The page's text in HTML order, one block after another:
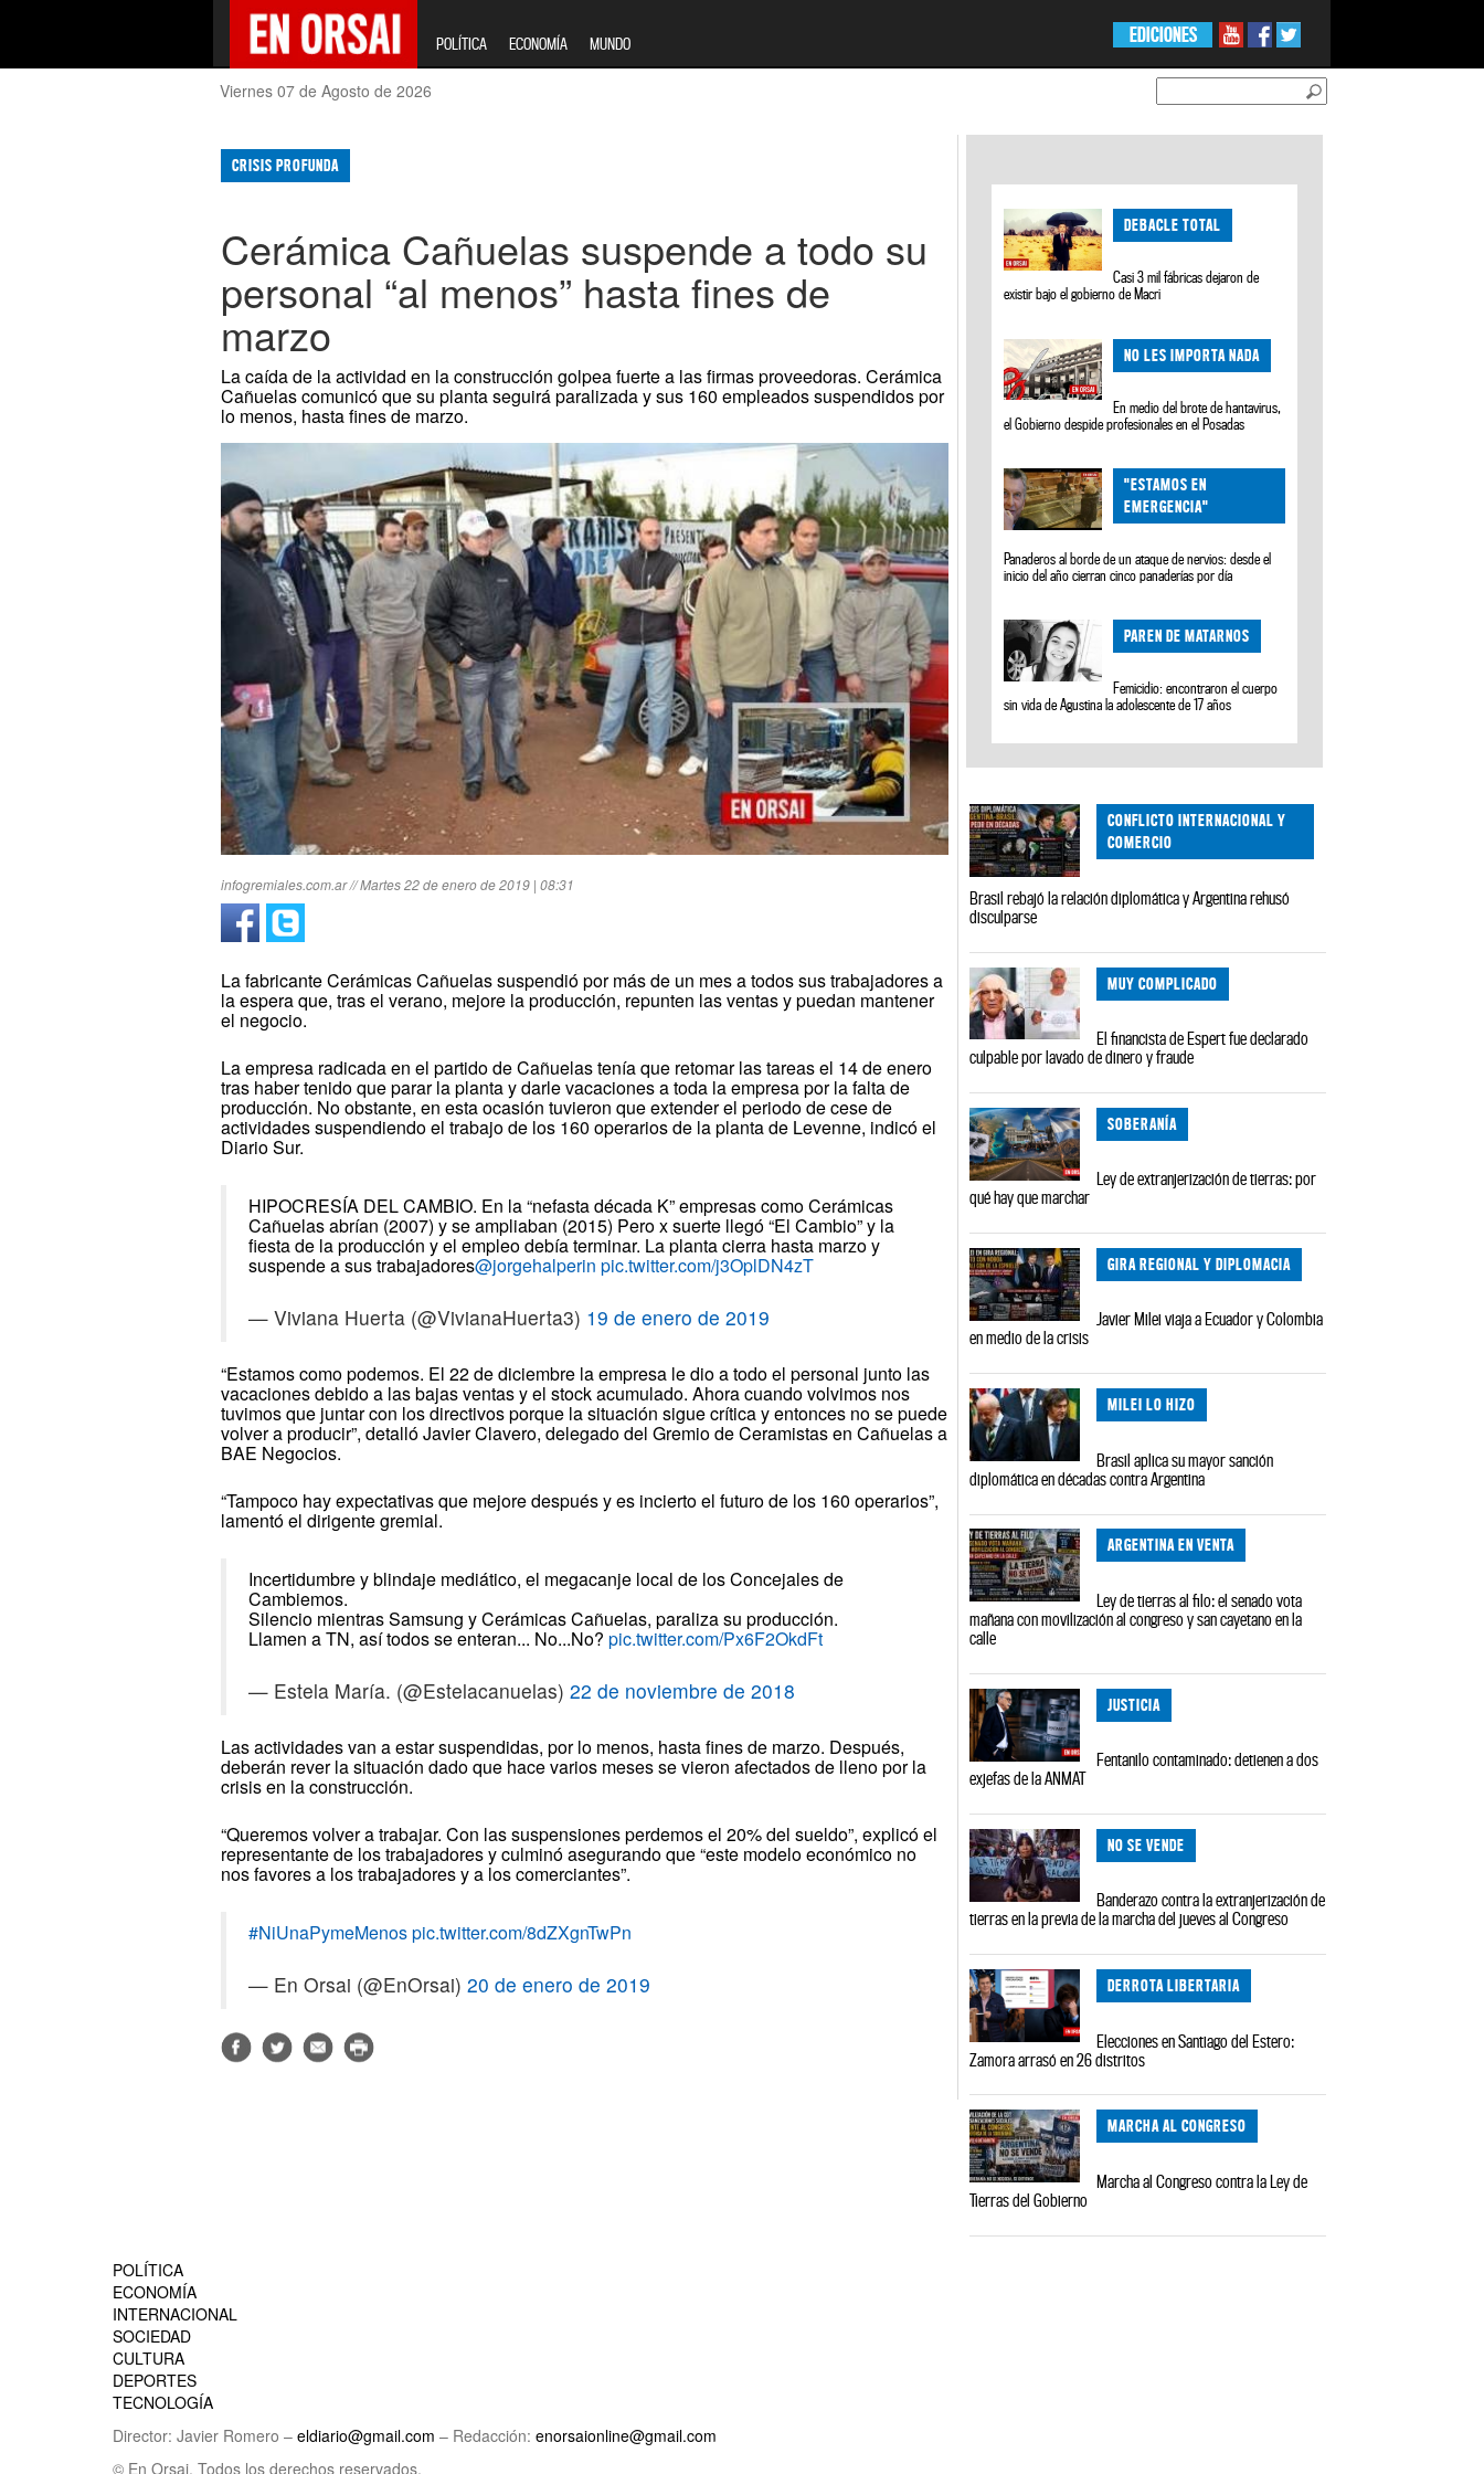
POLÍTICA ECONOMÍA MUNDO EDICIONES
Viernes 07 de Agosto de 2026
CRISIS PROFUNDA
Cerámica Cañuelas suspende a todo su
personal “al menos” hasta fines de
marzo
La caída de la actividad en la construcción golpea fuerte a las firmas proveedoras. Cerámica
Cañuelas comunicó que su planta seguirá paralizada y sus 160 empleados suspendidos por
lo menos, hasta fines de marzo.
infogremiales.com.ar // Martes 22 de enero de 2019 | 08:31
La fabricante Cerámicas Cañuelas suspendió por más de un mes a todos sus trabajadores a
la espera que, tras el verano, mejore la producción, repunten las ventas y puedan mantener
el negocio.
La empresa radicada en el partido de Cañuelas tenía que retomar las tareas el 14 de enero
tras haber tenido que parar la planta y darle vacaciones a toda la empresa por la falta de
producción. No obstante, en esta ocasión tuvieron que extender el periodo de cese de
actividades suspendiendo el trabajo de los 160 operarios de la planta de Levenne, indicó el
Diario Sur.
HIPOCRESÍA DEL CAMBIO. En la “nefasta década K” empresas como Cerámicas
Cañuelas abrían (2007) y se ampliaban (2015) Pero x suerte llegó “El Cambio” y la
fiesta de la producción y el empleo debía terminar. La planta cierra hasta marzo y
suspende a sus trabajadores@jorgehalperin pic.twitter.com/j3OplDN4zT
— Viviana Huerta (@VivianaHuerta3) 19 de enero de 2019
“Estamos como podemos. El 22 de diciembre la empresa le dio a todo el personal junto las
vacaciones debido a las bajas ventas y el stock acumulado. Ahora cuando volvimos nos
tuvimos que juntar con los directivos porque la situación sigue crítica y entonces no se puede
volver a producir”, detalló Javier Clavero, delegado del Gremio de Ceramistas en Cañuelas a
BAE Negocios.
“Tampoco hay expectativas que mejore después y es incierto el futuro de los 160 operarios”,
lamentó el dirigente gremial.
Incertidumbre y blindaje mediático, el megacanje local de los Concejales de
Cambiemos.
Silencio mientras Samsung y Cerámicas Cañuelas, paraliza su producción.
Llamen a TN, así todos se enteran... No...No?pic.twitter.com/Px6F2OkdFt
— Estela María. (@Estelacanuelas)22 de noviembre de 2018
Las actividades van a estar suspendidas, por lo menos, hasta fines de marzo. Después,
deberán rever la situación dado que hace varios meses se vieron afectados de lleno por la
crisis en la construcción.
“Queremos volver a trabajar. Con las suspensiones perdemos el 20% del sueldo”, explicó el
representante de los trabajadores y culminó asegurando que “este modelo económico no
nos favores a los trabajadores y a los comerciantes”.
#NiUnaPymeMenospic.twitter.com/8dZXgnTwPn
— En Orsai (@EnOrsai)20 de enero de 2019
DEBACLE TOTAL
Casi 3 mil fábricas dejaron de
existir bajo el gobierno de Macri
NO LES IMPORTA NADA
En medio del brote de hantavirus,
el Gobierno despide profesionales en el Posadas
"ESTAMOS EN
EMERGENCIA"
Panaderos al borde de un ataque de nervios: desde el
inicio del año cierran cinco panaderías por día
PAREN DE MATARNOS
Femicidio: encontraron el cuerpo
sin vida de Agustina la adolescente de 17 años
CONFLICTO INTERNACIONAL Y
COMERCIO
Brasil rebajó la relación diplomática y Argentina rehusó
disculparse
MUY COMPLICADO
El financista de Espert fue declarado
culpable por lavado de dinero y fraude
SOBERANÍA
Ley de extranjerización de tierras: por
qué hay que marchar
GIRA REGIONAL Y DIPLOMACIA
Javier Milei viaja a Ecuador y Colombia
en medio de la crisis
MILEI LO HIZO
Brasil aplica su mayor sanción
diplomática en décadas contra Argentina
ARGENTINA EN VENTA
Ley de tierras al filo: el senado vota
mañana con movilización al congreso y san cayetano en la
calle
JUSTICIA
Fentanilo contaminado: detienen a dos
exjefas de la ANMAT
NO SE VENDE
Banderazo contra la extranjerización de
tierras en la previa de la marcha del jueves al Congreso
DERROTA LIBERTARIA
Elecciones en Santiago del Estero:
Zamora arrasó en 26 distritos
MARCHA AL CONGRESO
Marcha al Congreso contra la Ley de
Tierras del Gobierno
POLÍTICA
ECONOMÍA
INTERNACIONAL
SOCIEDAD
CULTURA
DEPORTES
TECNOLOGÍA
Director: Javier Romero – eldiario@gmail.com – Redacción: enorsaionline@gmail.com
© En Orsai. Todos los derechos reservados.